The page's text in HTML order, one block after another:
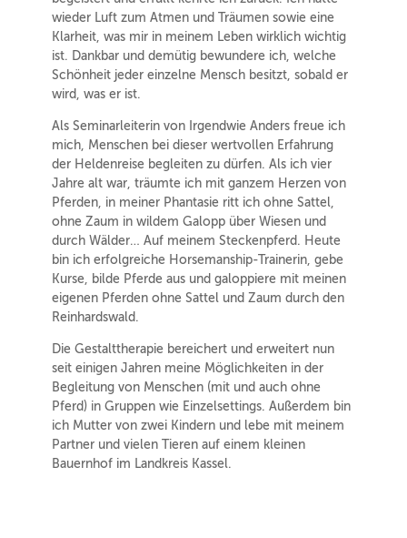
wieder Luft zum Atmen und Träumen sowie eine
Klarheit, was mir in meinem Leben wirklich wichtig
ist. Dankbar und demütig bewundere ich, welche
Schönheit jeder einzelne Mensch besitzt, sobald er
wird, was er ist.
Als Seminarleiterin von Irgendwie Anders freue ich
mich, Menschen bei dieser wertvollen Erfahrung
der Heldenreise begleiten zu dürfen. Als ich vier
Jahre alt war, träumte ich mit ganzem Herzen von
Pferden, in meiner Phantasie ritt ich ohne Sattel,
ohne Zaum in wildem Galopp über Wiesen und
durch Wälder… Auf meinem Steckenpferd. Heute
bin ich erfolgreiche Horsemanship-Trainerin, gebe
Kurse, bilde Pferde aus und galoppiere mit meinen
eigenen Pferden ohne Sattel und Zaum durch den
Reinhardswald.
Die Gestalttherapie bereichert und erweitert nun
seit einigen Jahren meine Möglichkeiten in der
Begleitung von Menschen (mit und auch ohne
Pferd) in Gruppen wie Einzelsettings. Außerdem bin
ich Mutter von zwei Kindern und lebe mit meinem
Partner und vielen Tieren auf einem kleinen
Bauernhof im Landkreis Kassel.